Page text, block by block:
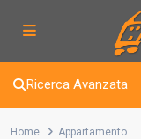
Ricerca Avanzata
Home
Appartamento